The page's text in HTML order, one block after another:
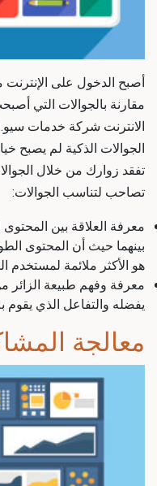
أصبح الدخول على
مقارنة بالجوالات التي
الانترنت شركة خدمات
الجوالات الذكية لم يصبح
تفقد زوارك من خلال
تصاحب لتناسب الجوالات:
معرفة العلاقة بين
بينهما حيث أن المحتوى
هو الأكثر ملائمة لمستخدم
معرفة وفهم طبيعة
يفضله والتفاعل الذي يقوم
معالجة